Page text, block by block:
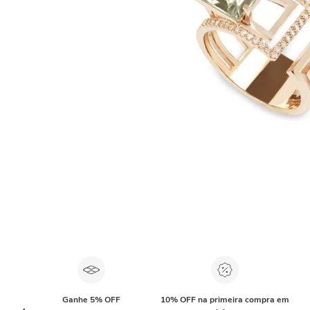
Ganhe 5% OFF
10% OFF na primeira compra em